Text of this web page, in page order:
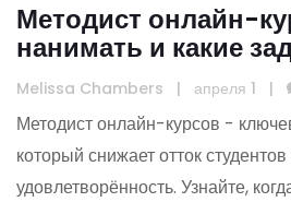
Методист онлайн-
нанимать и какие
Melissa Chambers | апреля 1 |
Методист онлайн-курсов -
который снижает отток
удовлетворённость. Узнайте,